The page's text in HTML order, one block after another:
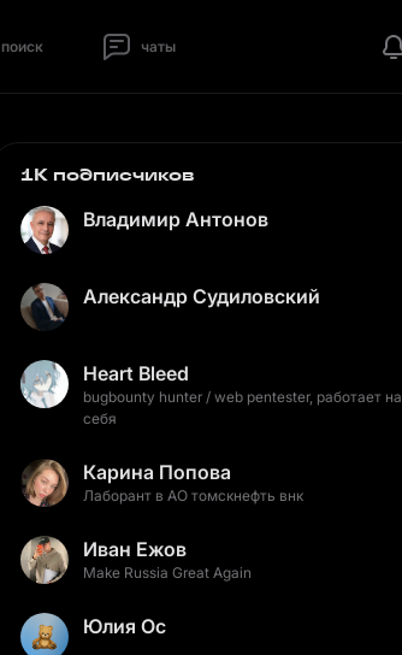
поиск чаты
1K подписчиков
Владимир Антонов
Александр Судиловский
Heart Bleed
bugbounty hunter / web pentester, работает на
себя
Карина Попова
Лаборант в АО томскнефть внк
Иван Ежов
Make Russia Great Again
Юлия Ос